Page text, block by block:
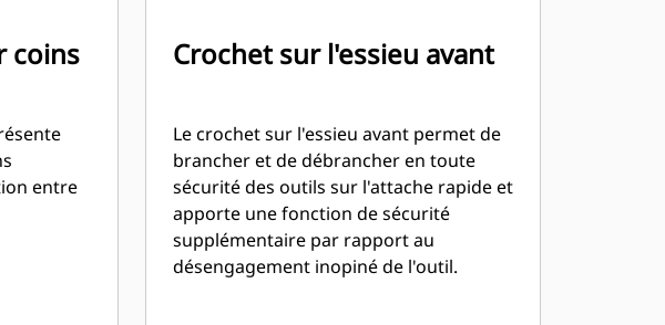
coins
entre
Crochet sur l'essieu avant
Le crochet sur l'essieu avant permet de
brancher et de débrancher en toute
sécurité des outils sur l'attache rapide et
apporte une fonction de sécurité
supplémentaire par rapport au
désengagement inopiné de l'outil.